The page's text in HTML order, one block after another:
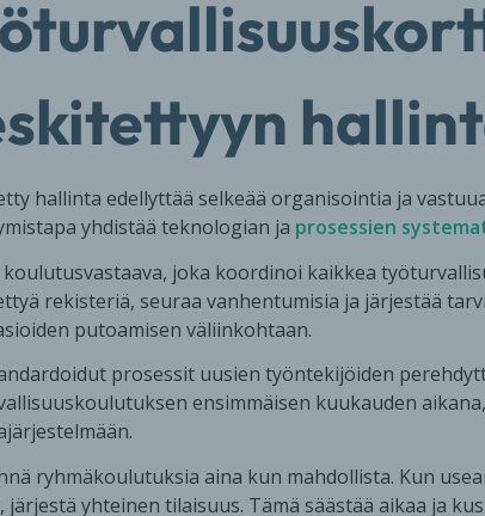
hallinta edellyttää selkeää organisointia ja
yhdistää teknologian ja prosessien
koulutusvastaava, joka koordinoi kaikkea
rekisteriä, seuraa vanhentumisia ja järjestää
putoamisen väliinkohtaan.
prosessit uusien työntekijöiden
ensimmäisen kuukauden
ryhmäkoulutuksia aina kun mahdollista. Kun
järjestä yhteinen tilaisuus. Tämä säästää aikaa ja